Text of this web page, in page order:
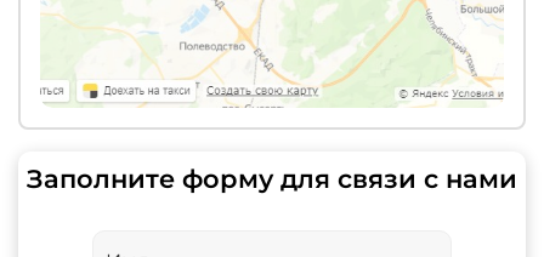
Заполните форму для связи с нами